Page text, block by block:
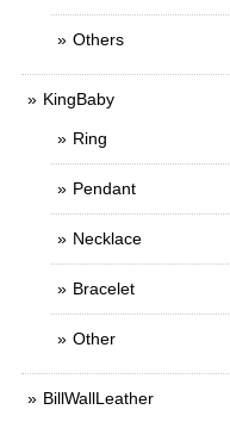
Others
KingBaby
Ring
Pendant
Necklace
Bracelet
Other
BillWallLeather